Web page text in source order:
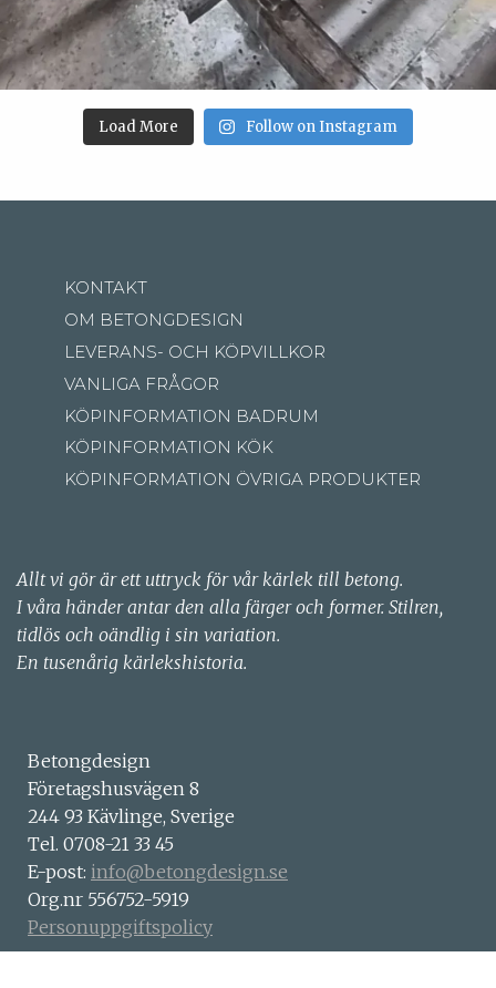
Load More Follow on Instagram
KONTAKT
OM BETONGDESIGN
LEVERANS- OCH KÖPVILLKOR
VANLIGA FRÅGOR
KÖPINFORMATION BADRUM
KÖPINFORMATION KÖK
KÖPINFORMATION ÖVRIGA PRODUKTER
Allt vi gör är ett uttryck för vår kärlek till betong.
I våra händer antar den alla färger och former. Stilren,
tidlös och oändlig i sin variation.
En tusenårig kärlekshistoria.
Betongdesign
Företagshusvägen 8
244 93 Kävlinge, Sverige
Tel. 0708-21 33 45
E-post: info@betongdesign.se
Org.nr 556752-5919
Personuppgiftspolicy